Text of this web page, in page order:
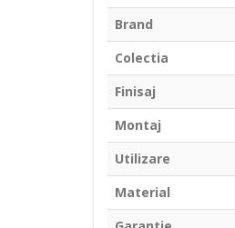
Brand
Colectia
Finisaj
Montaj
Utilizare
Material